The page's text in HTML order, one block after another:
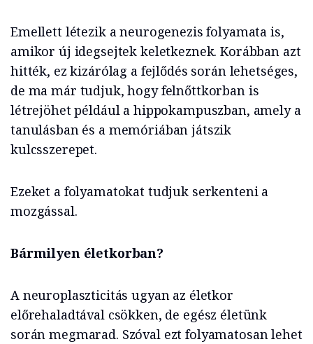
Emellett létezik a neurogenezis folyamata is,
amikor új idegsejtek keletkeznek. Korábban azt
hitték, ez kizárólag a fejlődés során lehetséges,
de ma már tudjuk, hogy felnőttkorban is
létrejöhet például a hippokampuszban, amely a
tanulásban és a memóriában játszik
kulcsszerepet.
Ezeket a folyamatokat tudjuk serkenteni a
mozgással.
Bármilyen életkorban?
A neuroplaszticitás ugyan az életkor
előrehaladtával csökken, de egész életünk
során megmarad. Szóval ezt folyamatosan lehet